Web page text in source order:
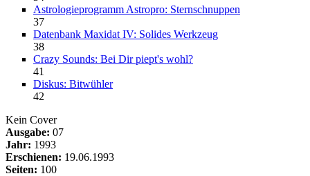
Astrologieprogramm Astropro: Sternschnuppen
37
Datenbank Maxidat IV: Solides Werkzeug
38
Crazy Sounds: Bei Dir piept's wohl?
41
Diskus: Bitwühler
42
Kein Cover
Ausgabe: 07
Jahr: 1993
Erschienen: 19.06.1993
Seiten: 100